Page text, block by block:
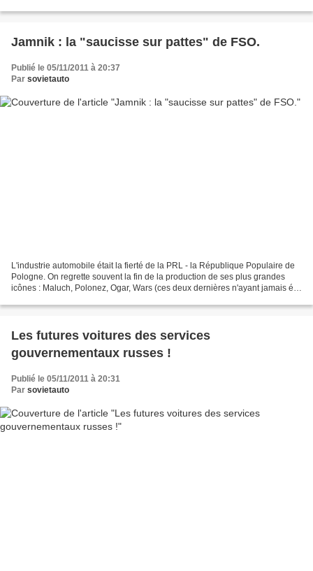
Jamnik : la "saucisse sur pattes" de FSO.
Publié le 05/11/2011 à 20:37
Par sovietauto
L'industrie automobile était la fierté de la PRL - la République Populaire de
Pologne. On regrette souvent la fin de la production de ses plus grandes
icônes : Maluch, Polonez, Ogar, Wars (ces deux dernières n'ayant jamais été
Les futures voitures des services
gouvernementaux russes !
Publié le 05/11/2011 à 20:31
Par sovietauto